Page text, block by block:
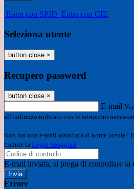
-
Entra con SPID Entra con CIE
Seleziona utente
button close ×
Recupero password
button close ×
E-mail
all'indirizzo indicato con le istruzioni
Non hai una e-mail associata al nome utente?
tramite la Login Spaggiari
E-mail inviata, si prega di controllare la
Errore